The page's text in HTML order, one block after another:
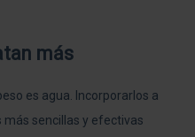
más
es agua. Incorporarlos a
más sencillas y efectivas